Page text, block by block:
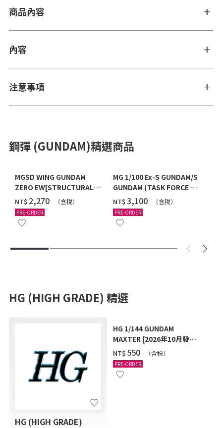
商品內容
內容
注意事項
鋼彈 (GUNDAM)精選商品
MGSD WING GUNDAM
ZERO EW[STRUCTURAL
COATING/BLACK] [2026年
12月發送]
NT$ ‌2,270 （含税）
PRE-ORDER
MG 1/100 Ex-S GUNDAM/S
GUNDAM (TASK FORCE α
Ver.) [2026年10月發送]
NT$‌3,100 （含税）
PRE-ORDER
HG (HIGH GRADE) 精選
HG (HIGH GRADE)
HG 1/144 GUNDAM
MAXTER [2026年10月發
送]
NT$ ‌550 （含税）
PRE-ORDER